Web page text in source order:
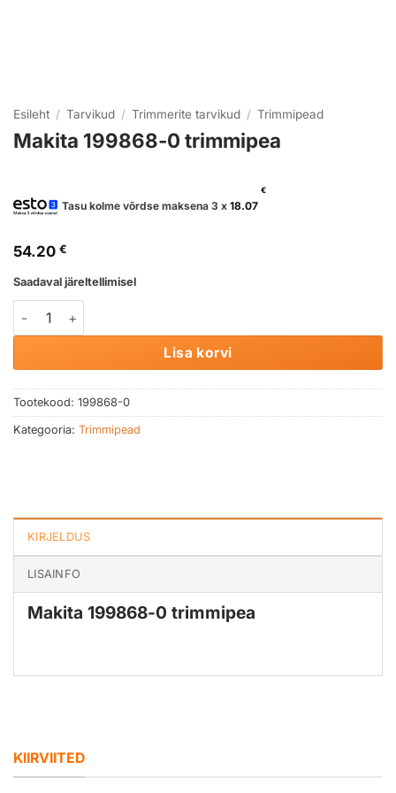
Esileht / Tarvikud / Trimmerite tarvikud / Trimmipead
Makita 199868-0 trimmipea
Tasu kolme võrdse maksena 3 x 18.07
€
54.20 €
Saadaval järeltellimisel
Makita 199868-0 trimmipea kogus
Lisa korvi
Tootekood: 199868-0
Kategooria: Trimmipead
KIRJELDUS
LISAINFO
Makita 199868-0 trimmipea
KIIRVIITED